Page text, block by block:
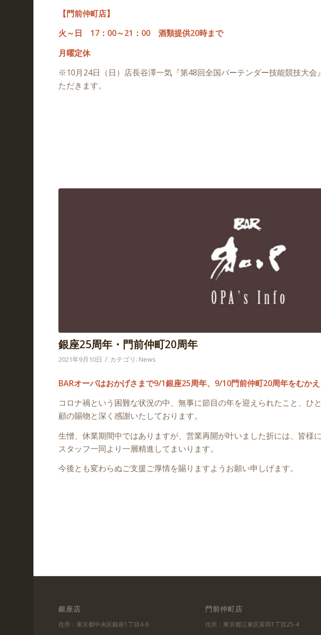
【門前仲町店】
火～日 17：00～21：00 酒類提供20時まで
月曜定休
※10月24日（日）店長谷澤一気『第48回全国バーテンダー技能競技大会
ただきます。
銀座25周年・門前仲町20周年
2021年9月10日 / カテゴリ: News
BARオーパはおかげさまで9/1銀座25周年、9/10門前仲町20周年をむかえ
コロナ禍という困難な状況の中、無事に節目の年を迎えられたこと、ひ
顧の賜物と深く感謝いたしております。
生憎、休業期間中ではありますが、営業再開が叶いました折には、皆様
スタッフ一同より一層精進してまいります。
今後とも変わらぬご支援ご厚情を賜りますようお願い申しげます。
銀座店
住所：東京都中央区銀座1丁目4-8
門前仲町店
住所：東京都江東区富岡1丁目25-4